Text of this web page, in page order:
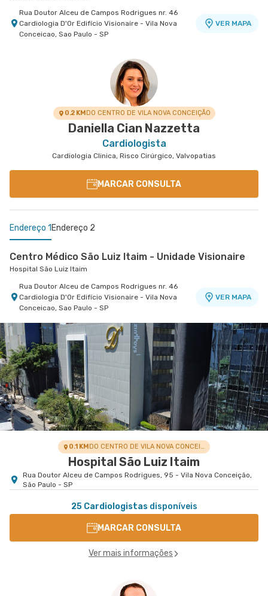
Rua Doutor Alceu de Campos Rodrigues nr. 46
Cardiologia D'Or Edifício Visionaire - Vila Nova
Conceicao, Sao Paulo - SP
VER MAPA
Morumbi - Heart Instituto de Cardiologia
Avenida Dos Tajuras nr. 71 Ao Lado do Banco Itaú
Personnalite - Cidade Jardim, Sao Paulo - SP
0.2 KMDO CENTRO DE VILA NOVA CONCEIÇÃO
Daniella Cian Nazzetta
Cardiologista
Cardiologia Clinica, Risco Cirúrgico, Valvopatias
MARCAR CONSULTA
Endereço 1 Endereço 2
Centro Médico São Luiz Itaim - Unidade Visionaire
Hospital São Luiz Itaim
Rua Doutor Alceu de Campos Rodrigues nr. 46
Cardiologia D'Or Edifício Visionaire - Vila Nova
Conceicao, Sao Paulo - SP
VER MAPA
Centro Médico São Luiz Alphaville
Hospital São Luiz Alphaville
Avenida Marcos Penteado de Ulhoa Rodrigues nr.
939 Edificio Jatobá - Torre Ii 1° Andar - Tambore,
Barueri - SP
VER MAPA
0.1 KM DO CENTRO DE VILA NOVA CONCEIÇÃO
Hospital São Luiz Itaim
Rua Doutor Alceu de Campos Rodrigues, 95 - Vila Nova Conceição,
São Paulo - SP
25 Cardiologistas disponíveis
MARCAR CONSULTA
Ver mais informações